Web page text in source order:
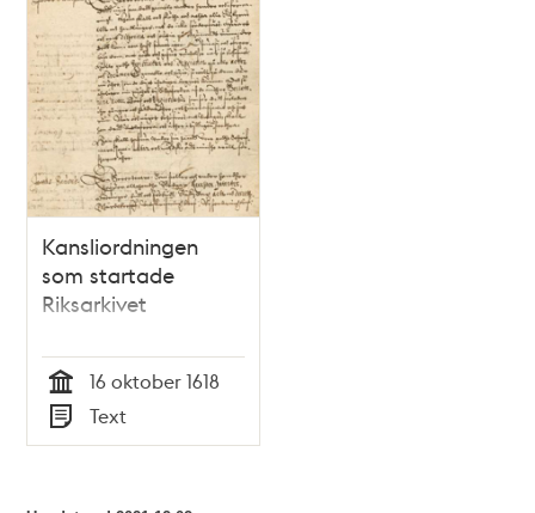
teman
Kansliordningen
som startade
Riksarkivet
Tid
16 oktober 1618
Typ
Text